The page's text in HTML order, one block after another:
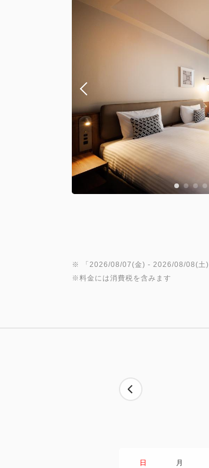
※ 「 2026/08/07(金) - 2026/08/08(土)
※料金には消費税を含みます
日 月